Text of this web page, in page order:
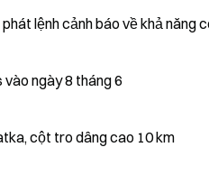
lệnh cảnh báo về khả năng
ngày 8 tháng 6
cột tro dâng cao 10 km